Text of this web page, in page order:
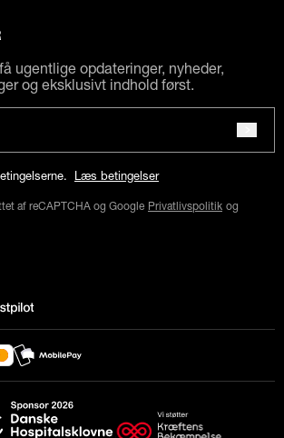
ugentlige opdateringer, nyheder,
og eksklusivt indhold først.
Læs betingelser
af reCAPTCHA og Google Privatlivspolitik og